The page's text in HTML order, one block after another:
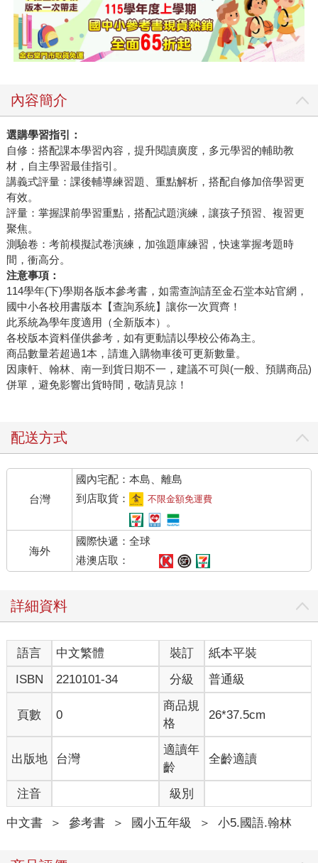
內容簡介
選購學習指引：
自修：搭配課本學習內容，提升閱讀廣度，多元學習的輔助教
材，自主學習最佳指引。
講義式評量：課後輔導練習題、重點解析，搭配自修加倍學習更
有效。
評量：掌握課前學習重點，搭配試題演練，讓孩子預習、複習更
聚焦。
測驗卷：考前模擬試卷演練，加強題庫練習，快速掌握考題時
間，衝高分。
注意事項：
114學年(下)學期各版本參考書，如需查詢請至金石堂本站官網，
國中小各校用書版本【查詢系統】讓你一次買齊！
此系統為學年度適用（全新版本）。
各校版本資料僅供參考，如有更動請以學校公佈為主。
商品數量若超過1本，請進入購物車後可更新數量。
因康軒、翰林、南一到貨日期不一，建議不可與(一般、預購商品)
併單，避免影響出貨時間，敬請見諒！
配送方式
台灣
國內宅配：本島、離島
到店取貨：
不限金額免運費
海外
國際快遞：全球
港澳店取：
詳細資料
語言 中文繁體 裝訂
紙本平裝
ISBN
2210101-34 分級 普通級
頁數 0
商品規
格
26*37.5cm
出版地 台灣
適讀年
齡
全齡適讀
注音 級別
中文書 ＞ 參考書 ＞ 國小五年級 ＞ 小5.國語.翰林